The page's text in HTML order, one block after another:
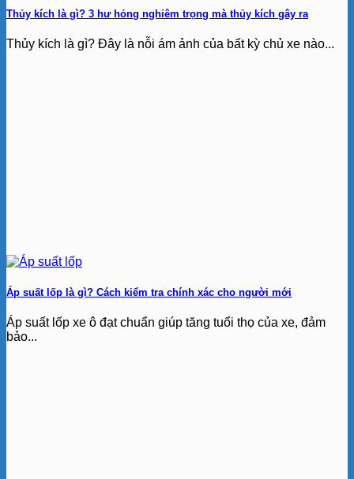
Thủy kích là gì? 3 hư hỏng nghiêm trọng mà thủy kích gây ra
Thủy kích là gì? Đây là nỗi ám ảnh của bất kỳ chủ xe nào...
Áp suất lốp là gì? Cách kiểm tra chính xác cho người mới
Áp suất lốp xe ô đạt chuẩn giúp tăng tuổi thọ của xe, đảm
bảo...